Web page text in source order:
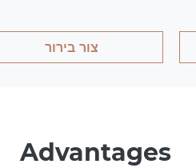
צור בירור
Advantages